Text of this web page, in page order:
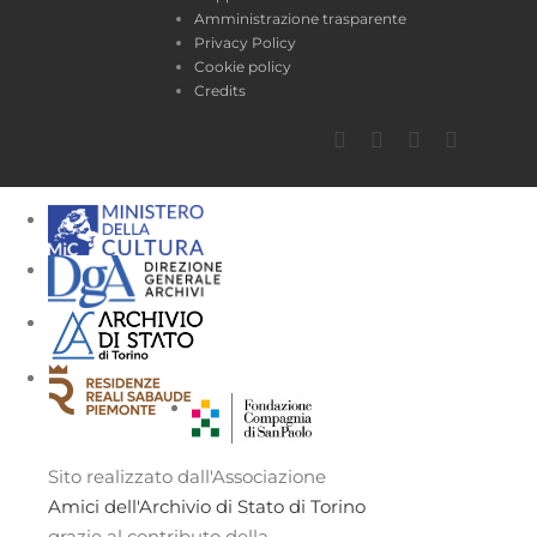
Amministrazione trasparente
Privacy Policy
Cookie policy
Credits
Facebook
TwitterYouTube
Sito realizzato dall'Associazione
Amici dell'Archivio di Stato di Torino